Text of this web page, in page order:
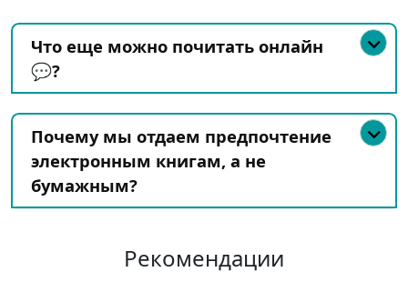
Что еще можно почитать онлайн
💬?
Почему мы отдаем предпочтение
электронным книгам, а не
бумажным?
Рекомендации